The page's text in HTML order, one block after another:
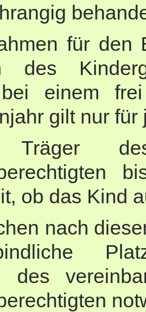
für den
des
einem
gilt nur
ob das Kind
nach
des